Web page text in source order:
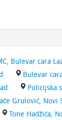
Bulevar cara
Bulevar
Policijska
Grulović, Novi
Tone Hadžića,